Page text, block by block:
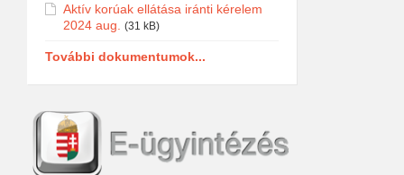
Aktív korúak ellátása iránti kérelem
2024 aug.
(31 kB)
További dokumentumok...